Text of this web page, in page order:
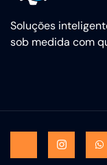
Soluções
sob medida com